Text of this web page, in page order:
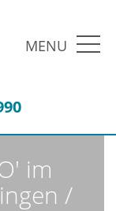
MENU
Fewo-Details
im
/